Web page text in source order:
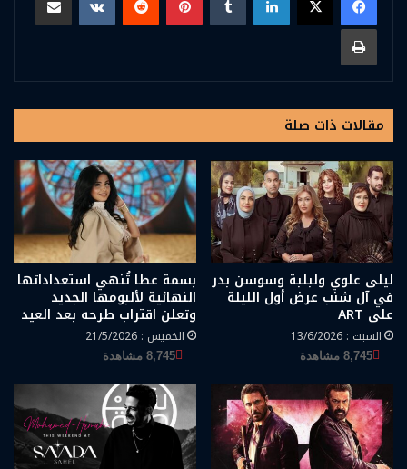
طباعة
مقالات ذات صلة
ليلى علوي ولبلبة وسوسن بدر
في آل شنب عرض أول الليلة
على ART
السبت : 13/6/2026
8,745 مشاهدة
بسمة عطا تُنهي استعداداتها
النهائية لألبومها الجديد
وتعلن اقتراب طرحه بعد العيد
الخميس : 21/5/2026
8,745 مشاهدة